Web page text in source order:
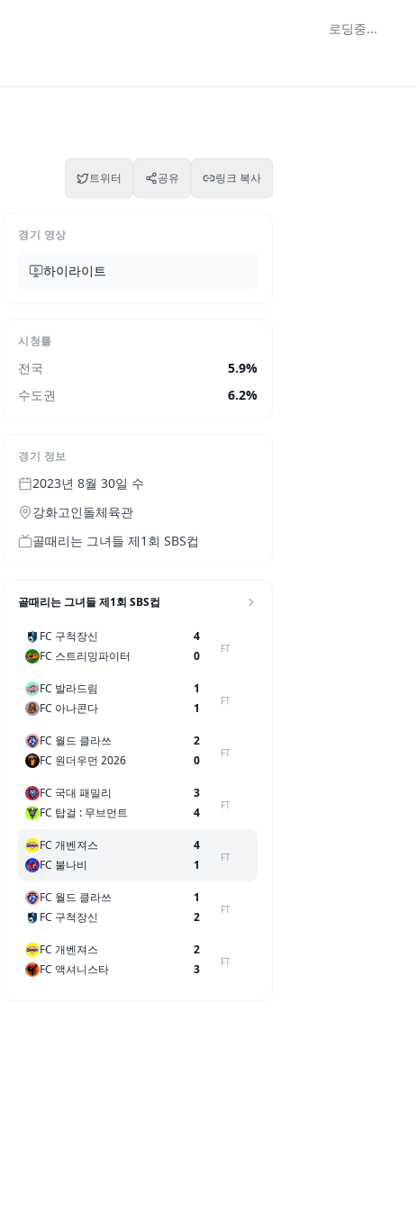
로딩중...
트위터 공유 링크 복사
경기 영상
하이라이트
시청률
전국 5.9%
수도권
6.2%
경기 정보
2023년 8월 30일 수
강화고인돌체육관
골때리는 그녀들 제1회 SBS컵
골때리는 그녀들 제1회 SBS컵
FC 구척장신
4
FC 스트리밍파이터
0 FT
FC 발라드림
1
FC 아나콘다
1 FT
FC 월드 클라쓰
2
FC 원더우먼 2026
0 FT
FC 국대 패밀리
3
FC 탑걸 : 무브먼트
4 FT
FC 개벤져스
4
FC 불나비
1 FT
FC 월드 클라쓰
1
FC 구척장신
2 FT
FC 개벤져스
2
FC 액셔니스타
3 FT